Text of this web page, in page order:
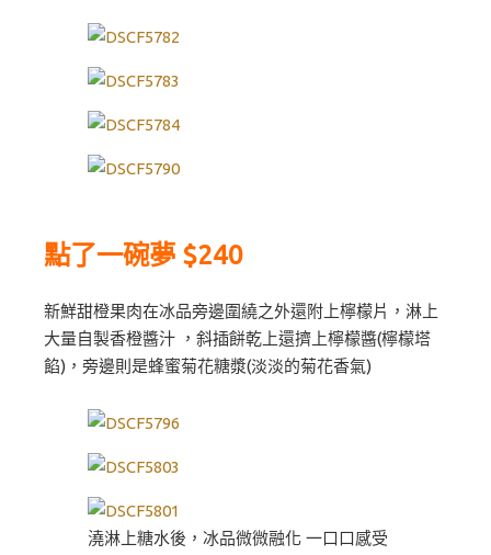
點了一碗夢 $240
新鮮甜橙果肉在冰品旁邊圍繞之外還附上檸檬片，淋上
大量自製香橙醬汁 ，斜插餅乾上還擠上檸檬醬(檸檬塔
餡)，旁邊則是蜂蜜菊花糖漿(淡淡的菊花香氣)
澆淋上糖水後，冰品微微融化 一口口感受